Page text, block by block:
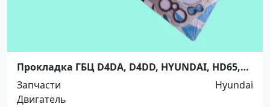
Прокладка ГБЦ D4DA, D4DD, HYUNDAI, HD65,
HD72, County, Mighty, MATTO Краснодар
Запчасти
Hyundai
Двигатель